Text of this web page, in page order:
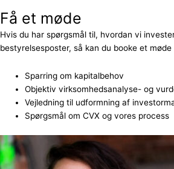
Få et møde
Hvis du har spørgsmål til, hvordan vi
bestyrelsesposter, så kan du booke et møde
Sparring om kapitalbehov
Objektiv virksomhedsanalyse- og
Vejledning til udformning af
Spørgsmål om CVX og vores process